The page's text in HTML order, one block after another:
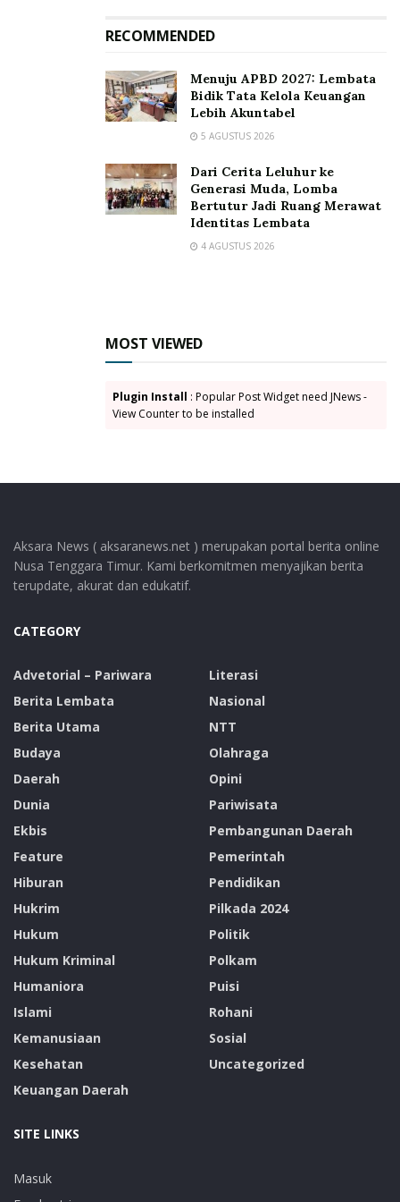
Komisi Penanggulangan AIDS Daerah (KPAD) Kabupaten
Nefri Eken
ODHA-ODHIV
Wanita Pekerja Seksual
WPS
RECOMMENDED
Menuju APBD 2027: Lembata
Bidik Tata Kelola Keuangan
Lebih Akuntabel
5 AGUSTUS 2026
Dari Cerita Leluhur ke
Generasi Muda, Lomba
Bertutur Jadi Ruang Merawat
Identitas Lembata
4 AGUSTUS 2026
MOST VIEWED
Plugin Install : Popular Post Widget need JNews -
View Counter to be installed
Aksara News ( aksaranews.net ) merupakan portal berita online
Nusa Tenggara Timur. Kami berkomitmen menyajikan berita
terupdate, akurat dan edukatif.
CATEGORY
Advetorial – Pariwara
Berita Lembata
Berita Utama
Budaya
Daerah
Dunia
Ekbis
Feature
Hiburan
Hukrim
Hukum
Hukum Kriminal
Humaniora
Islami
Kemanusiaan
Kesehatan
Keuangan Daerah
Literasi
Nasional
NTT
Olahraga
Opini
Pariwisata
Pembangunan Daerah
Pemerintah
Pendidikan
Pilkada 2024
Politik
Polkam
Puisi
Rohani
Sosial
Uncategorized
SITE LINKS
Masuk